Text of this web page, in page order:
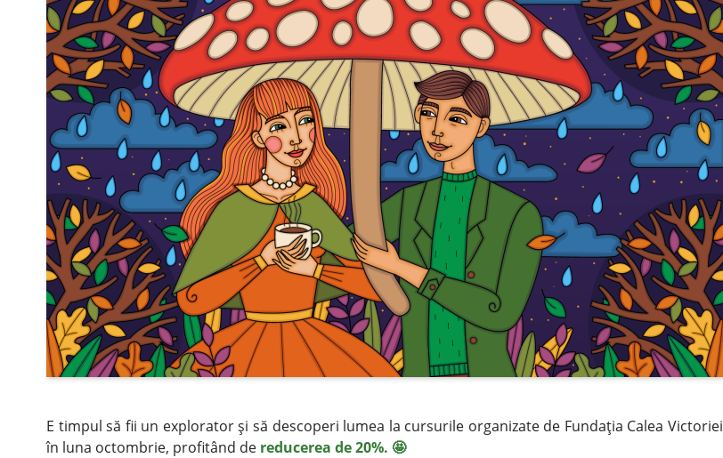
E timpul să fii un explorator şi să descoperi lumea la cursurile organizate de Fundaţia Calea Victoriei
în luna octombrie, profitând de reducerea de 20%. 🤩